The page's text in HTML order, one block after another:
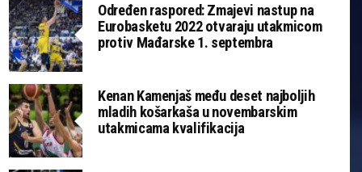
Određen raspored: Zmajevi nastup na
Eurobasketu 2022 otvaraju utakmicom
protiv Mađarske 1. septembra
Kenan Kamenjaš među deset najboljih
mladih košarkaša u novembarskim
utakmicama kvalifikacija